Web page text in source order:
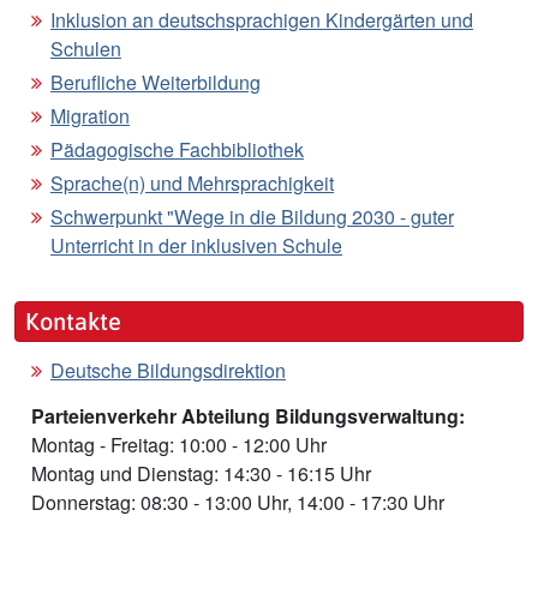
Inklusion an deutschsprachigen Kindergärten und
Schulen
Berufliche Weiterbildung
Migration
Pädagogische Fachbibliothek
Sprache(n) und Mehrsprachigkeit
Schwerpunkt "Wege in die Bildung 2030 - guter
Unterricht in der inklusiven Schule
Kontakte
Deutsche Bildungsdirektion
Parteienverkehr Abteilung Bildungsverwaltung:
Montag - Freitag: 10:00 - 12:00 Uhr
Montag und Dienstag: 14:30 - 16:15 Uhr
Donnerstag: 08:30 - 13:00 Uhr, 14:00 - 17:30 Uhr